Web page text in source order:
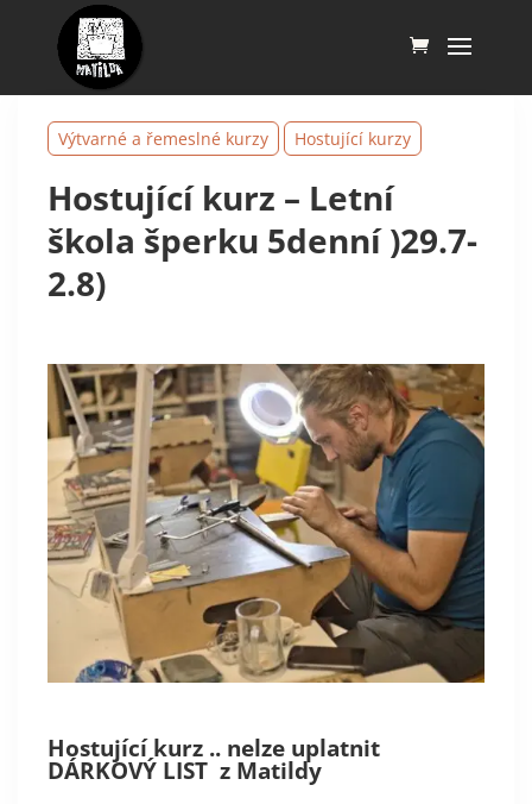
Výtvarné a řemeslné kurzy Hostující kurzy
Hostující kurz – Letní
škola šperku 5denní )29.7-
2.8)
Hostující kurz .. nelze uplatnit
DÁRKOVÝ LIST z Matildy